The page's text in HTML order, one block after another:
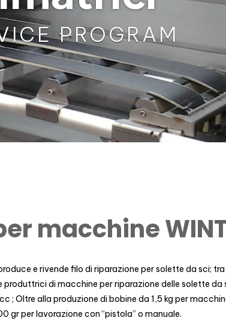
PROGRAM
macchine
e rivende filo di riparazione per solette da sci;
di macchine per riparazione delle solette da
; Oltre alla produzione di bobine da 1,5 kg per
gr per lavorazione con “pistola” o manuale.